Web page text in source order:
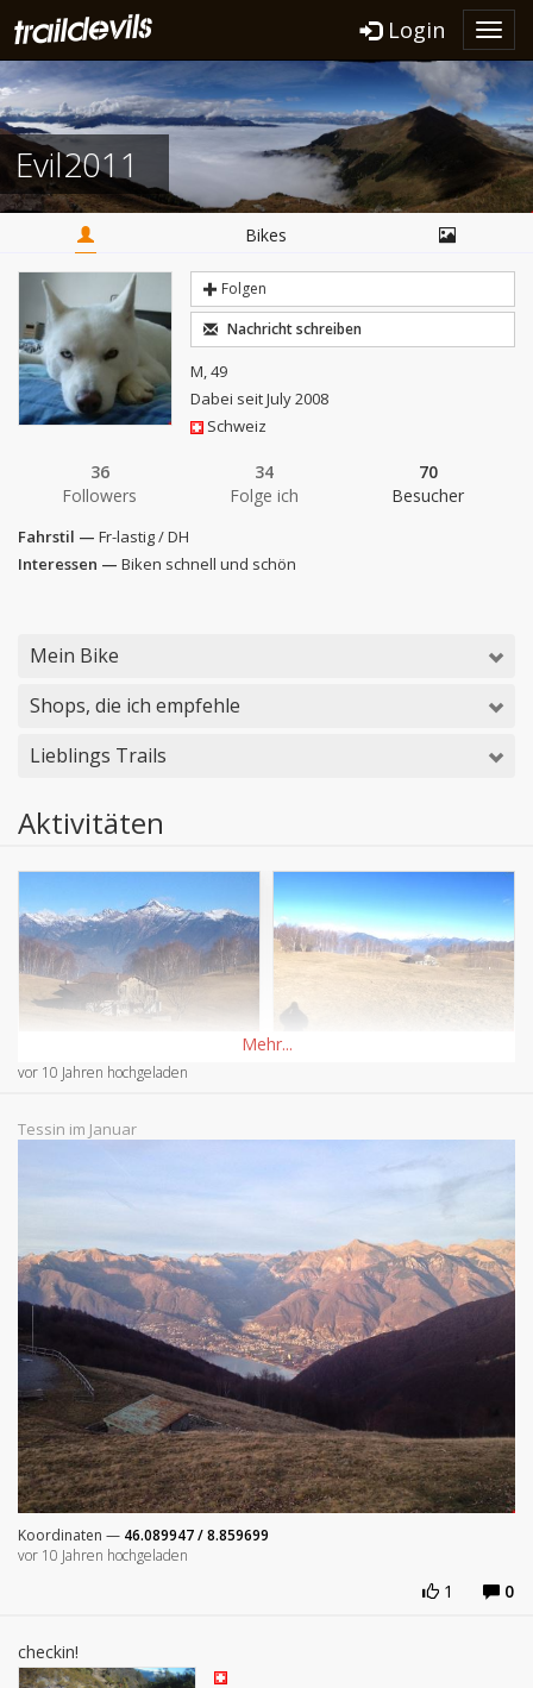
Login
Evil2011
Bikes
Folgen
Nachricht schreiben
M, 49
Dabei seit July 2008
Schweiz
36
Followers
34
Folge ich
70
Besucher
Fahrstil — Fr-lastig / DH
Interessen — Biken schnell und schön
Mein Bike
Shops, die ich empfehle
Lieblings Trails
Aktivitäten
vor 10 Jahren hochgeladen
Tessin im Januar
Koordinaten — 46.089947 / 8.859699
vor 10 Jahren hochgeladen
1 0
checkin!